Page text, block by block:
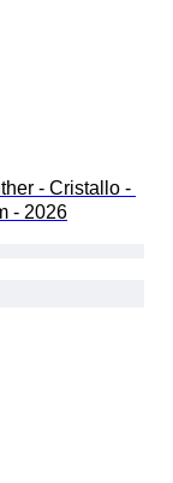
- Cristallo -
- 2026